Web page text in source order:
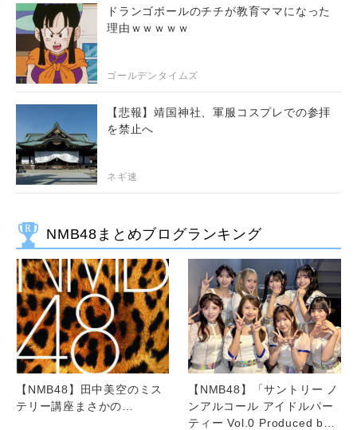
ドランゴボールのチチが教育ママになった
理由ｗｗｗｗｗ
ゴールデンタイムズ
【悲報】靖国神社、軍服コスプレでの参拝
を禁止へ
ネギ速
NMB48まとめブログランキング
【NMB48】田中美空のミス
テリー講座まさかの…
【NMB48】「サントリー ノ
ンアルコール アイドルパー
ティー Vol.0 Produced by